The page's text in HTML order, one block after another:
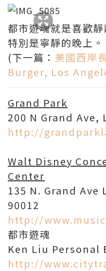
都市遊魂就是喜歡
特別是寧靜的晚上。
(下一篇： 美國西岸
Burger, Los
Grand Park
200 N Grand Ave,
http://
Walt Disney
Center
135 N. Grand Ave
90012
http://
都市遊魂
Ken Liu Personal
http://